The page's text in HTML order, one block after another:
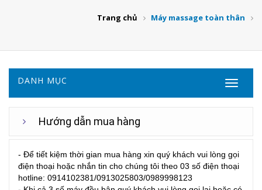
Trang chủ Máy massage toàn thân
DANH MỤC
Hướng dẫn mua hàng
- Để tiết kiệm thời gian mua hàng xin quý khách vui lòng gọi
điện thoại hoặc nhắn tin cho chúng tôi theo 03 số điện thoại
hotline: 0914102381/0913025803/0989998123